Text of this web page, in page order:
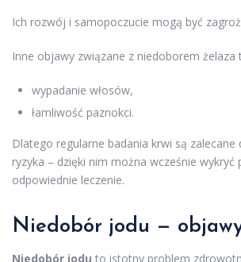
Ich rozwój i samopoczucie mogą być
Inne objawy związane z niedoborem żelaza
wypadanie włosów,
łamliwość paznokci.
Dlatego regularne badania krwi są zalecane
ryzyka – dzięki nim można wcześnie wykryć
odpowiednie leczenie.
Niedobór jodu —
Niedobór jodu to istotny problem